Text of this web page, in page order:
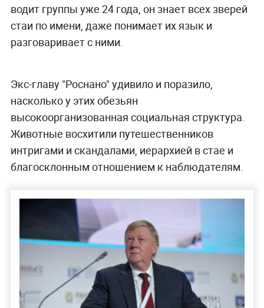
водит группы уже 24 года, он знает всех зверей
стаи по имени, даже понимает их язык и
разговаривает с ними.
Экс-главу "Роснано" удивило и поразило,
насколько у этих обезьян
высокоорганизованная социальная структура.
Животные восхитили путешественников
интригами и скандалами, иерархией в стае и
благосклонным отношением к наблюдателям.